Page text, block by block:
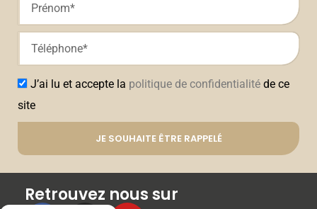
J’ai lu et accepte la politique de confidentialité de ce
site
JE SOUHAITE ÊTRE RAPPELÉ
Retrouvez nous sur